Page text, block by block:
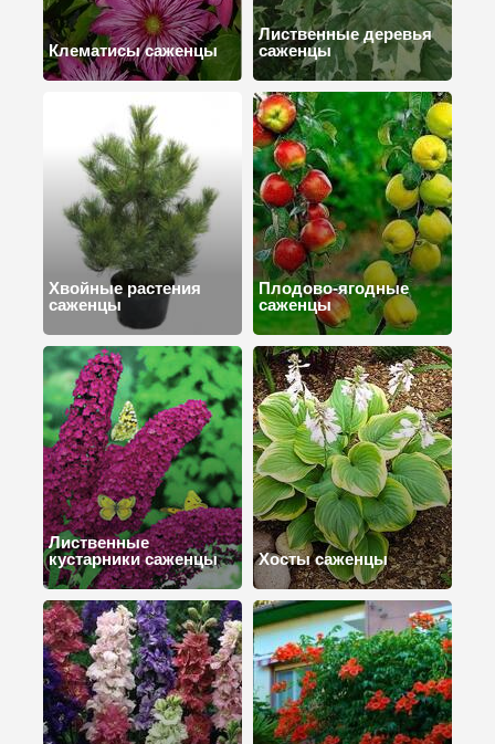
Клематисы саженцы
Лиственные деревья
саженцы
Хвойные растения
саженцы
Плодово-ягодные
саженцы
Лиственные
кустарники саженцы
Хосты саженцы